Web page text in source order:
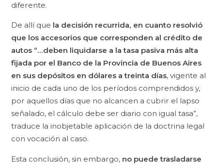
diferente.
De allí que la decisión recurrida, en cuanto resolvió
que los accesorios que corresponden al crédito de
autos “…deben liquidarse a la tasa pasiva más alta
fijada por el Banco de la Provincia de Buenos Aires
en sus depósitos en dólares a treinta días, vigente al
inicio de cada uno de los períodos comprendidos y,
por aquellos días que no alcancen a cubrir el lapso
señalado, el cálculo debe ser diario con igual tasa”,
traduce la inobjetable aplicación de la doctrina legal
con vocación al caso.
Esta conclusión, sin embargo, no puede trasladarse